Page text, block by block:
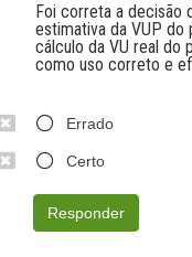
Foi correta a decisão
estimativa da VUP do
cálculo da VU real do
como uso correto e
Errado
Certo
Responder